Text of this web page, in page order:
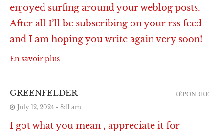
enjoyed surfing around your weblog posts.
After all I’ll be subscribing on your rss feed
and I am hoping you write again very soon!
En savoir plus
GREENFELDER
July 12, 2024 - 8:11 am
I got what you mean , appreciate it for
RÉPONDRE